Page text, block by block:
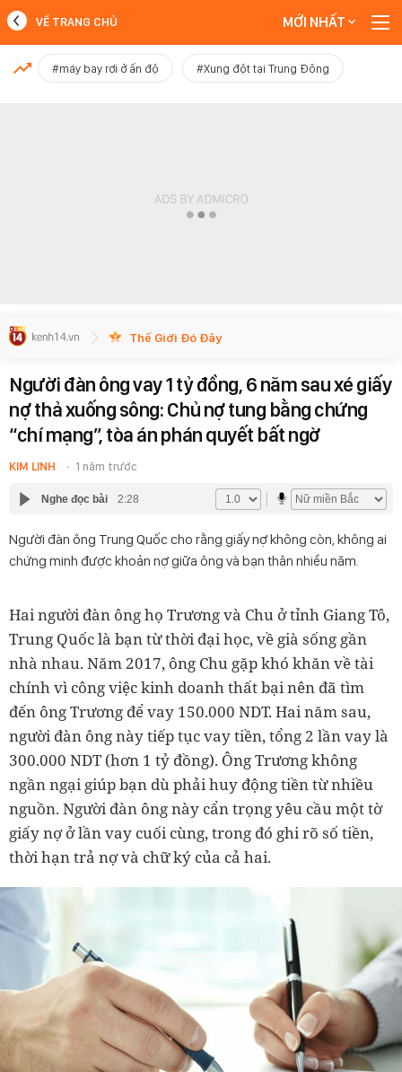
MỚI NHẤT
VỀ TRANG CHỦ MỚI NHẤT
#máy bay rơi ở ấn độ #Xung đột tại Trung Đông
Thế Giới Đó Đây
Người đàn ông vay 1 tỷ đồng, 6 năm sau xé giấy
nợ thả xuống sông: Chủ nợ tung bằng chứng
“chí mạng”, tòa án phán quyết bất ngờ
KIM LINH 1 năm trước
Nghe đọc bài 2:28
Người đàn ông Trung Quốc cho rằng giấy nợ không còn, không ai
chứng minh được khoản nợ giữa ông và bạn thân nhiều năm.
Hai người đàn ông họ Trương và Chu ở tỉnh Giang Tô,
Trung Quốc là bạn từ thời đại học, về già sống gần
nhà nhau. Năm 2017, ông Chu gặp khó khăn về tài
chính vì công việc kinh doanh thất bại nên đã tìm
đến ông Trương để vay 150.000 NDT. Hai năm sau,
người đàn ông này tiếp tục vay tiền, tổng 2 lần vay là
300.000 NDT (hơn 1 tỷ đồng). Ông Trương không
ngần ngại giúp bạn dù phải huy động tiền từ nhiều
nguồn. Người đàn ông này cẩn trọng yêu cầu một tờ
giấy nợ ở lần vay cuối cùng, trong đó ghi rõ số tiền,
thời hạn trả nợ và chữ ký của cả hai.